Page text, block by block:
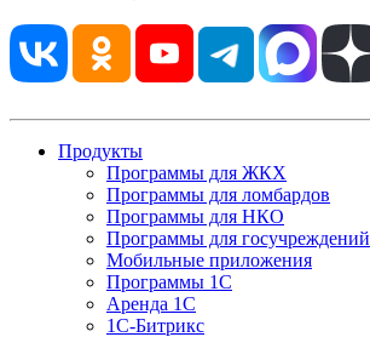
Продукты
Программы для ЖКХ
Программы для ломбардов
Программы для НКО
Программы для госучреждений
Мобильные приложения
Программы 1С
Аренда 1С
1С-Битрикс